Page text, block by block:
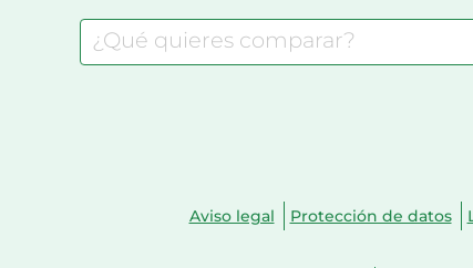
Aviso legal Protección de datos